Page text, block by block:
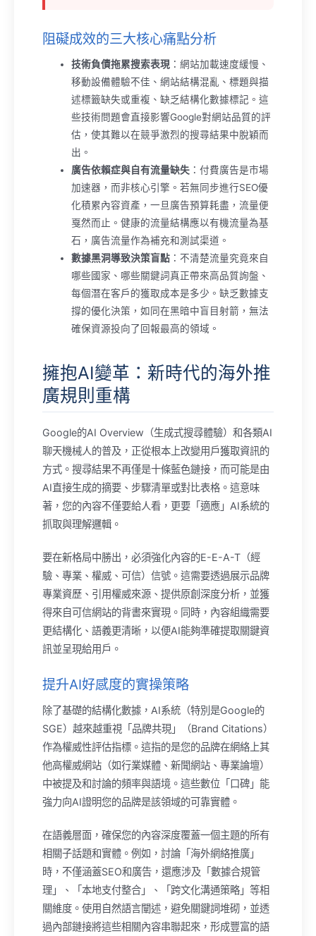
阻礙成效的三大核心痛點分析
技術負債拖累搜索表現 ：網站加載速度緩慢、
移動設備體驗不佳、網站結構混亂、標題與描
述標籤缺失或重複、缺乏結構化數據標記。這
些技術問題會直接影響Google對網站品質的評
估，使其難以在競爭激烈的搜尋結果中脫穎而
出。
廣告依賴症與自有流量缺失 ：付費廣告是市場
加速器，而非核心引擎。若無同步進行SEO優
化積累內容資產，一旦廣告預算耗盡，流量便
戛然而止。健康的流量結構應以有機流量為基
石，廣告流量作為補充和測試渠道。
數據黑洞導致決策盲點 ：不清楚流量究竟來自
哪些國家、哪些關鍵詞真正帶來高品質詢盤、
每個潛在客戶的獲取成本是多少。缺乏數據支
撐的優化決策，如同在黑暗中盲目射箭，無法
確保資源投向了回報最高的領域。
擁抱AI變革：新時代的海外推
廣規則重構
Google的AI Overview（生成式搜尋體驗）和各類AI
聊天機械人的普及，正從根本上改變用戶獲取資訊的
方式。搜尋結果不再僅是十條藍色鏈接，而可能是由
AI直接生成的摘要、步驟清單或對比表格。這意味
著，您的內容不僅要給人看，更要「適應」AI系統的
抓取與理解邏輯。
要在新格局中勝出，必須強化內容的E-E-A-T（經
驗、專業、權威、可信）信號。這需要透過展示品牌
專業資歷、引用權威來源、提供原創深度分析，並獲
得來自可信網站的背書來實現。同時，內容組織需要
更結構化、語義更清晰，以便AI能夠準確提取關鍵資
訊並呈現給用戶。
提升AI好感度的實操策略
除了基礎的結構化數據，AI系統（特別是Google的
SGE）越來越重視「品牌共現」（Brand Citations）
作為權威性評估指標。這指的是您的品牌在網絡上其
他高權威網站（如行業媒體、新聞網站、專業論壇）
中被提及和討論的頻率與語境。這些數位「口碑」能
強力向AI證明您的品牌是該領域的可靠實體。
在語義層面，確保您的內容深度覆蓋一個主題的所有
相關子話題和實體。例如，討論「海外網絡推廣」
時，不僅涵蓋SEO和廣告，還應涉及「數據合規管
理」、「本地支付整合」、「跨文化溝通策略」等相
關維度。使用自然語言闡述，避免關鍵詞堆砌，並透
過內部鏈接將這些相關內容串聯起來，形成豐富的語